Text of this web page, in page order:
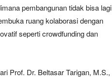
pembangunan tidak bisa lagi
ruang kolaborasi dengan
seperti crowdfunding dan
Prof. Dr. Beltasar Tarigan, M.S.,